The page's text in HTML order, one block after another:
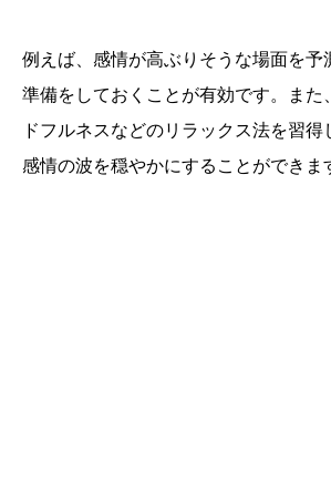
例えば、感情が高ぶりそうな場面を予
準備をしておくことが有効です。また
ドフルネスなどのリラックス法を習得
感情の波を穏やかにすることができま